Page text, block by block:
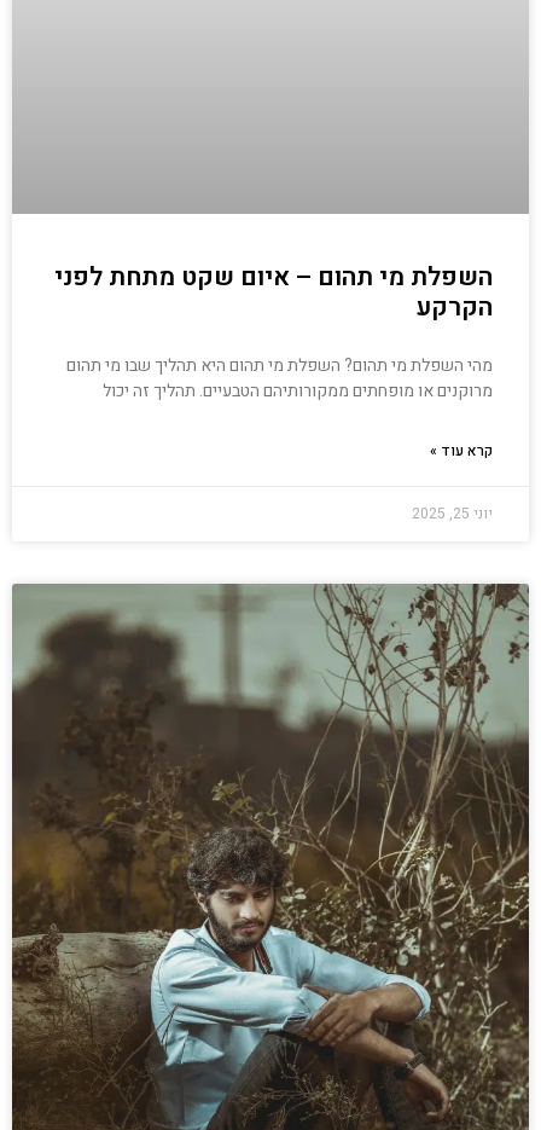
השפלת מי תהום – איום שקט מתחת לפני
הקרקע
מהי השפלת מי תהום? השפלת מי תהום היא תהליך שבו מי תהום
מרוקנים או מופחתים ממקורותיהם הטבעיים. תהליך זה יכול
קרא עוד »
יוני 25, 2025